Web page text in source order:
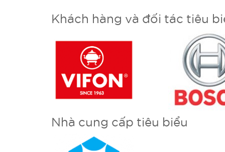
Khách hàng và đối tác tiêu
Nhà cung cấp tiêu biểu